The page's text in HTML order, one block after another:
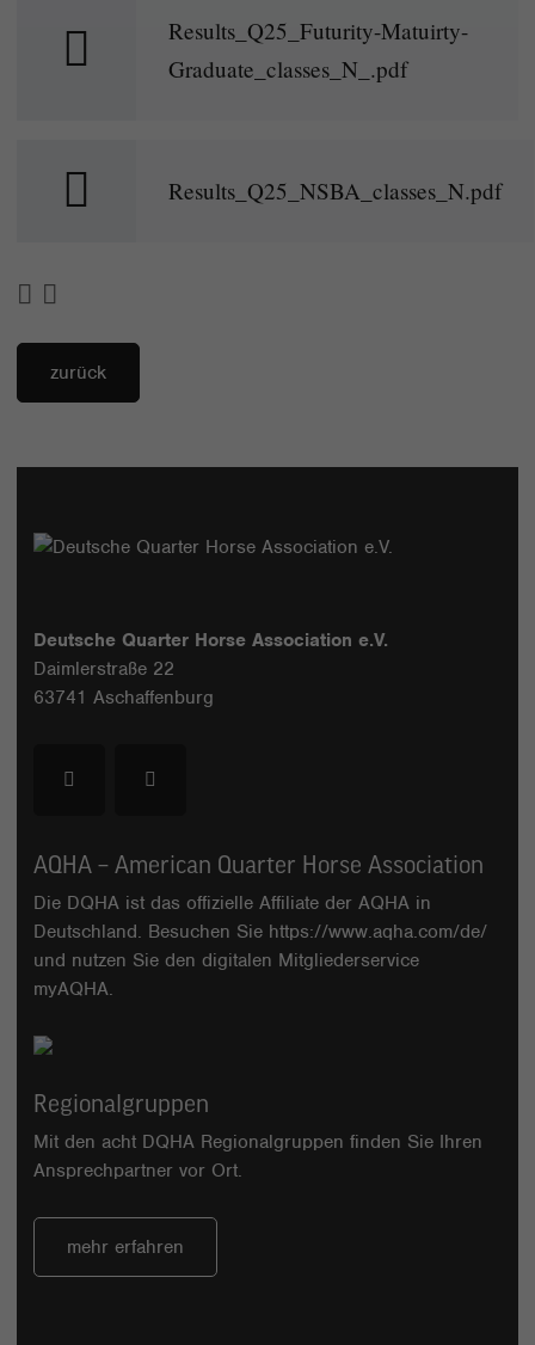
Results_Q25_Futurity-Matuirty-
Graduate_classes_N_.pdf
Results_Q25_NSBA_classes_N.pdf
zurück
Deutsche Quarter Horse Association e.V.
Daimlerstraße 22
63741 Aschaffenburg
AQHA – American Quarter Horse Association
Die DQHA ist das offizielle Affiliate der AQHA in
Deutschland. Besuchen Sie https://www.aqha.com/de/
und nutzen Sie den digitalen Mitgliederservice
myAQHA.
Regionalgruppen
Mit den acht DQHA Regionalgruppen finden Sie Ihren
Ansprechpartner vor Ort.
mehr erfahren